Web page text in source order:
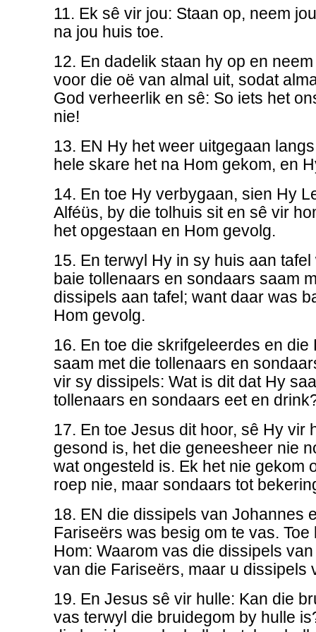
11. Ek sê vir jou: Staan op, neem
na jou huis toe.
12. En dadelik staan hy op en
voor die oë van almal uit, sodat
God verheerlik en sê: So iets het
nie!
13. EN Hy het weer uitgegaan
hele skare het na Hom gekom, en
14. En toe Hy verbygaan, sien Hy
Alféüs, by die tolhuis sit en sê vir
het opgestaan en Hom gevolg.
15. En terwyl Hy in sy huis aan
baie tollenaars en sondaars saam
dissipels aan tafel; want daar was
Hom gevolg.
16. En toe die skrifgeleerdes en die
saam met die tollenaars en
vir sy dissipels: Wat is dit dat Hy
tollenaars en sondaars eet en
17. En toe Jesus dit hoor, sê Hy vir
gesond is, het die geneesheer nie
wat ongesteld is. Ek het nie gekom
roep nie, maar sondaars tot
18. EN die dissipels van Johannes
Fariseërs was besig om te vas.
Hom: Waarom vas die dissipels
van die Fariseërs, maar u dissipels
19. En Jesus sê vir hulle: Kan die
vas terwyl die bruidegom by hulle